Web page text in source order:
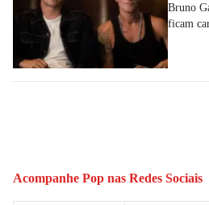
Bruno
ficam
Acompanhe Pop nas Redes Sociais